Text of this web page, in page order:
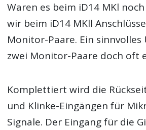
Waren es beim iD14 MKl
wir beim iD14 MKll
Monitor-Paare. Ein sinnvolles
zwei Monitor-Paare doch oft
Komplettiert wird die
und Klinke-Eingängen für
Signale. Der Eingang für die